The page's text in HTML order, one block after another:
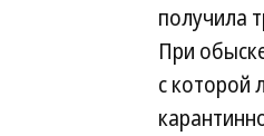
получила
При
с которой